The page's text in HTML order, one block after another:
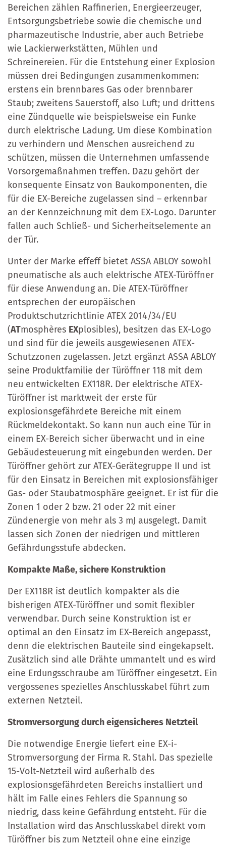
Bereichen zählen Raffinerien, Energieerzeuger,
Entsorgungsbetriebe sowie die chemische und
pharmazeutische Industrie, aber auch Betriebe
wie Lackierwerkstätten, Mühlen und
Schreinereien. Für die Entstehung einer Explosion
müssen drei Bedingungen zusammenkommen:
erstens ein brennbares Gas oder brennbarer
Staub; zweitens Sauerstoff, also Luft; und drittens
eine Zündquelle wie beispielsweise ein Funke
durch elektrische Ladung. Um diese Kombination
zu verhindern und Menschen ausreichend zu
schützen, müssen die Unternehmen umfassende
Vorsorgemaßnahmen treffen. Dazu gehört der
konsequente Einsatz von Baukomponenten, die
für die EX-Bereiche zugelassen sind – erkennbar
an der Kennzeichnung mit dem EX-Logo. Darunter
fallen auch Schließ- und Sicherheitselemente an
der Tür.
Unter der Marke effeff bietet ASSA ABLOY sowohl
pneumatische als auch elektrische ATEX-Türöffner
für diese Anwendung an. Die ATEX-Türöffner
entsprechen der europäischen
Produktschutzrichtlinie ATEX 2014/34/EU
(ATmosphères EXplosibles), besitzen das EX-Logo
und sind für die jeweils ausgewiesenen ATEX-
Schutzzonen zugelassen. Jetzt ergänzt ASSA ABLOY
seine Produktfamilie der Türöffner 118 mit dem
neu entwickelten EX118R. Der elektrische ATEX-
Türöffner ist marktweit der erste für
explosionsgefährdete Bereiche mit einem
Rückmeldekontakt. So kann nun auch eine Tür in
einem EX-Bereich sicher überwacht und in eine
Gebäudesteuerung mit eingebunden werden. Der
Türöffner gehört zur ATEX-Gerätegruppe II und ist
für den Einsatz in Bereichen mit explosionsfähiger
Gas- oder Staubatmosphäre geeignet. Er ist für die
Zonen 1 oder 2 bzw. 21 oder 22 mit einer
Zündenergie von mehr als 3 mJ ausgelegt. Damit
lassen sich Zonen der niedrigen und mittleren
Gefährdungsstufe abdecken.
Kompakte Maße, sichere Konstruktion
Der EX118R ist deutlich kompakter als die
bisherigen ATEX-Türöffner und somit flexibler
verwendbar. Durch seine Konstruktion ist er
optimal an den Einsatz im EX-Bereich angepasst,
denn die elektrischen Bauteile sind eingekapselt.
Zusätzlich sind alle Drähte ummantelt und es wird
eine Erdungsschraube am Türöffner eingesetzt. Ein
vergossenes spezielles Anschlusskabel führt zum
externen Netzteil.
Stromversorgung durch eigensicheres Netzteil
Die notwendige Energie liefert eine EX-i-
Stromversorgung der Firma R. Stahl. Das spezielle
15-Volt-Netzteil wird außerhalb des
explosionsgefährdeten Bereichs installiert und
hält im Falle eines Fehlers die Spannung so
niedrig, dass keine Gefährdung entsteht. Für die
Installation wird das Anschlusskabel direkt vom
Türöffner bis zum Netzteil ohne eine einzige